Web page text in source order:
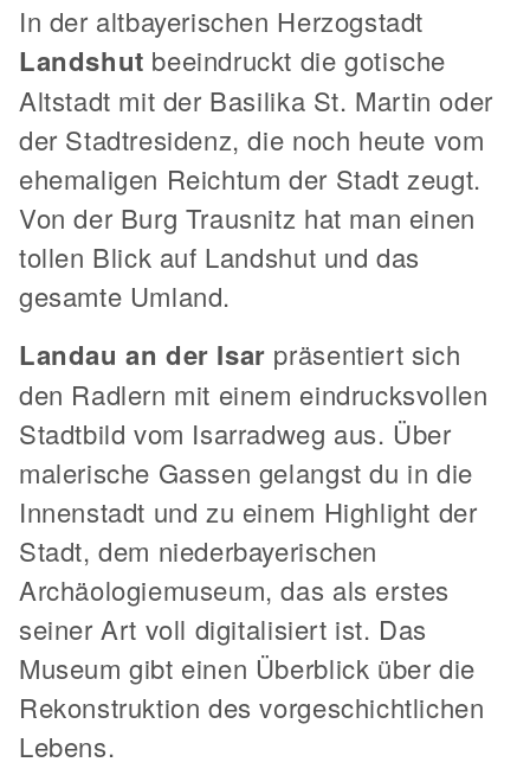
In der altbayerischen Herzogstadt
Landshut beeindruckt die gotische
Altstadt mit der Basilika St. Martin oder
der Stadtresidenz, die noch heute vom
ehemaligen Reichtum der Stadt zeugt.
Von der Burg Trausnitz hat man einen
tollen Blick auf Landshut und das
gesamte Umland.
Landau an der Isar präsentiert sich
den Radlern mit einem eindrucksvollen
Stadtbild vom Isarradweg aus. Über
malerische Gassen gelangst du in die
Innenstadt und zu einem Highlight der
Stadt, dem niederbayerischen
Archäologiemuseum, das als erstes
seiner Art voll digitalisiert ist. Das
Museum gibt einen Überblick über die
Rekonstruktion des vorgeschichtlichen
Lebens.